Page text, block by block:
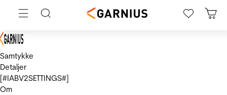
Samtykke
Detaljer
[#IABV2SETTINGS#]
Om